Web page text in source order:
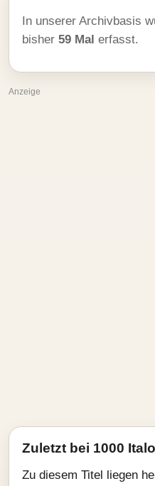
In unserer Archivbasis
bisher 59 Mal erfasst.
Anzeige
Zuletzt bei 1000
Zu diesem Titel liegen